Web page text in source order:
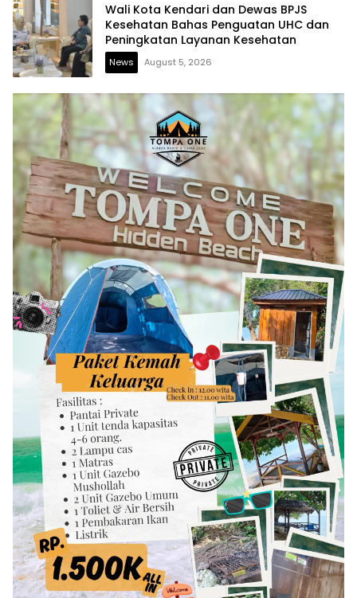
Wali Kota Kendari dan Dewas BPJS
Kesehatan Bahas Penguatan UHC dan
Peningkatan Layanan Kesehatan
News August 5, 2026